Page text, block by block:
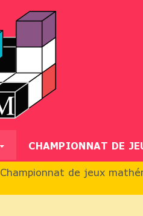
CHAMPIONNAT DE
Championnat de jeux